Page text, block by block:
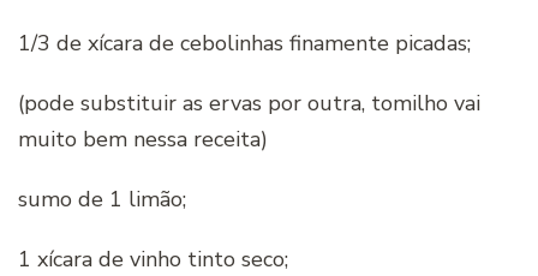
1/3 de xícara de cebolinhas finamente picadas;
(pode substituir as ervas por outra, tomilho vai
muito bem nessa receita)
sumo de 1 limão;
1 xícara de vinho tinto seco;